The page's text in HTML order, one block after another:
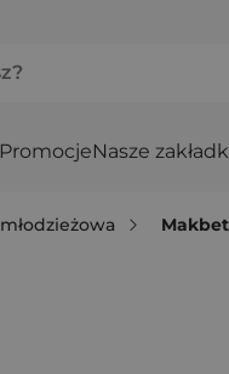
PromocjeNasze
Makbet